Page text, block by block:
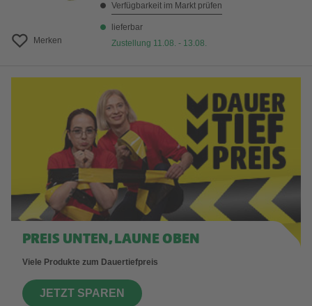
Merken
Verfügbarkeit im Markt prüfen
lieferbar
Zustellung 11.08. - 13.08.
PREIS UNTEN, LAUNE OBEN
Viele Produkte zum Dauertiefpreis
JETZT SPAREN